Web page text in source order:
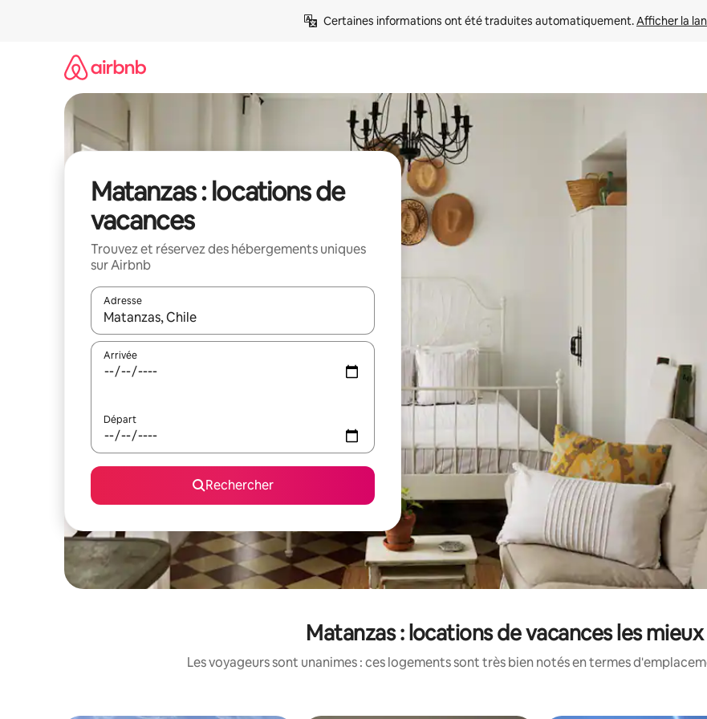
Certaines informations ont été traduites automatiquement. Afficher la
Matanzas : locations de
vacances
Trouvez et réservez des hébergements uniques
sur Airbnb
Adresse
Lorsque les résultats s'affichent, utilisez les flèches vers le haut et vers le bas pour les parcourir ou en appuyant et en
Arrivée
Départ
Rechercher
Matanzas : locations de vacances les
Les voyageurs sont unanimes : ces logements sont très bien notés en termes